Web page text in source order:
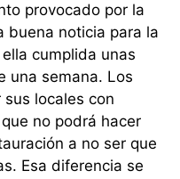
provocado por la
buena noticia para la
cumplida unas
una semana. Los
locales con
no podrá hacer
a no ser que
Esa diferencia se